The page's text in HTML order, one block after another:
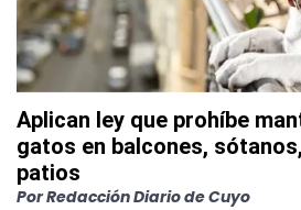
Aplican ley que prohíbe
gatos en balcones,
patios
PorRedacción Diario de Cuyo